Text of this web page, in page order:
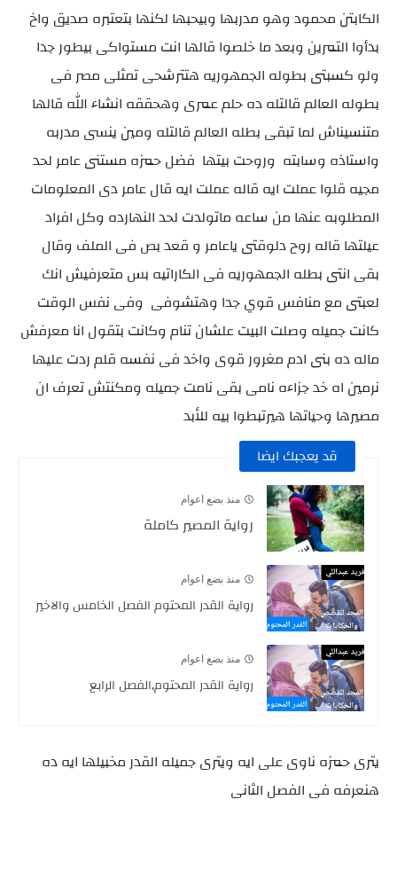
الكابتن محمود وهو مدربها وبيحبها لكنها بتعتبره صديق واخ
بدأوا التمرين وبعد ما خلصوا قالها انت مستواكى بيطور جدا
ولو كسبتى بطوله الجمهوريه هتترشحى تمثلى مصر فى
بطوله العالم قالتله ده حلم عمرى وهحققه انشاء الله قالها
متنسيناش لما تبقى بطله العالم قالتله ومين ينسى مدربه
واستاذه وسابته وروحت بيتها فضل حمزه مستنى عامر لحد
مجيه قلوا عملت ايه قاله عملت ايه قال عامر دى المعلومات
المطلوبه عنها من ساعه ماتولدت لحد النهارده وكل افراد
عيلتها قاله روح دلوقتى ياعامر و قعد بص فى الملف وقال
بقى انتى بطله الجمهوريه فى الكاراتيه بس متعرفيش انك
لعبتى مع منافس قوي جدا وهتشوفى وفى نفس الوقت
كانت جميله وصلت البيت علشان تنام وكانت بتقول انا معرفش
ماله ده بنى ادم مغرور قوى واخد فى نفسه قلم ردت عليها
نرمين اه خد جزاءه نامى بقى نامت جميله ومكنتش تعرف ان
مصيرها وحياتها هيرتبطوا بيه للأبد
قد يعجبك ايضا
منذ بضع اعوام
رواية المصير كاملة
منذ بضع اعوام
رواية القدر المحتوم الفصل الخامس والاخير
منذ بضع اعوام
رواية القدر المحتوم,الفصل الرابع
يترى حمزه ناوى على ايه ويترى جميله القدر مخبيلها ايه ده
هنعرفه فى الفصل الثانى